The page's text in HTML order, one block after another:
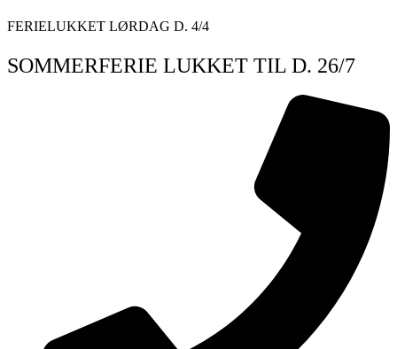
Videre
indhold
FERIELUKKET LØRDAG D. 4/4
SOMMERFERIE LUKKET TIL D. 26/7